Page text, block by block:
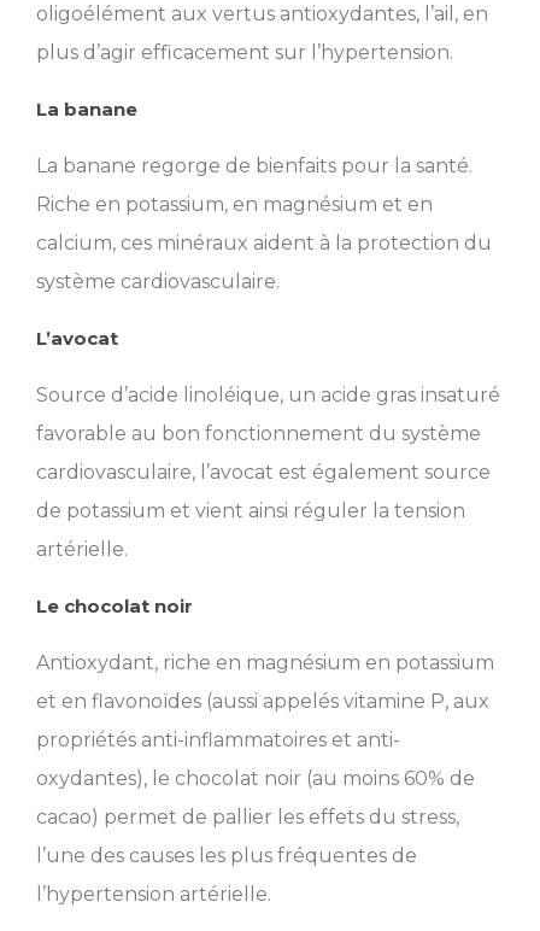
oligoélément aux vertus antioxydantes, l’ail, en
plus d’agir efficacement sur l’hypertension.
La banane
La banane regorge de bienfaits pour la santé.
Riche en potassium, en magnésium et en
calcium, ces minéraux aident à la protection du
système cardiovasculaire.
L’avocat
Source d’acide linoléique, un acide gras insaturé
favorable au bon fonctionnement du système
cardiovasculaire, l’avocat est également source
de potassium et vient ainsi réguler la tension
artérielle.
Le chocolat noir
Antioxydant, riche en magnésium en potassium
et en flavonoïdes (aussi appelés vitamine P, aux
propriétés anti-inflammatoires et anti-
oxydantes), le chocolat noir (au moins 60% de
cacao) permet de pallier les effets du stress,
l’une des causes les plus fréquentes de
l’hypertension artérielle.